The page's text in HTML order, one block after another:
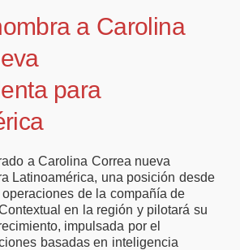
a Carolina
para
a Carolina Correa nueva
Latinoamérica, una posición desde
de la compañía de
en la región y pilotará su
impulsada por el
basadas en inteligencia